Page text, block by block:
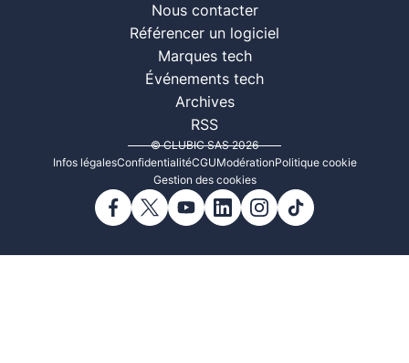
Nous contacter
Référencer un logiciel
Marques tech
Événements tech
Archives
RSS
© CLUBIC SAS 2026
Infos légalesConfidentialitéCGUModérationPolitique cookie
Gestion des cookies